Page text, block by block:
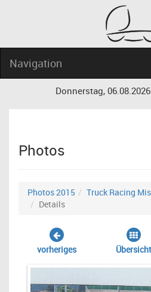
Navigation
Donnerstag,
Photos
Photos 2015 Truck Racing
Details
vorheriges Übersicht